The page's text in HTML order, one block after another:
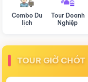
Combo Du
lịch
Tour Doanh
Nghiệp
TOUR GIỜ CHÓT